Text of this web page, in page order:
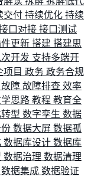
交付 持续优化 持续
口对接 接口测试
更新 搭建 搭建思
开发 支持多端开
项目 政务 政务合规
故障 故障排查 效率
思路 教程 教育全
型 数字孪生 数据
数据大屏 数据孤
数据库设计 数据库
数据治理 数据清理
数据集成 数据验证